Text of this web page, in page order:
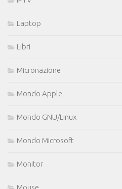
Laptop
Libri
Micronazione
Mondo Apple
Mondo GNU/Linux
Mondo Microsoft
Monitor